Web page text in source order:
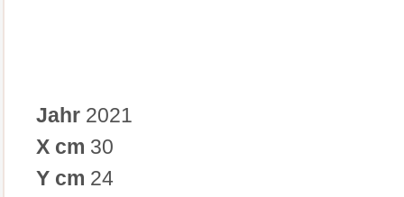
Jahr 2021
X cm 30
Y cm 24